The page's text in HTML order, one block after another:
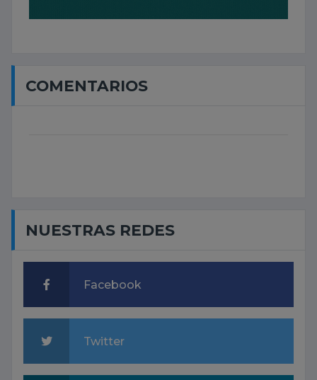
COMENTARIOS
NUESTRAS REDES
Facebook
Twitter